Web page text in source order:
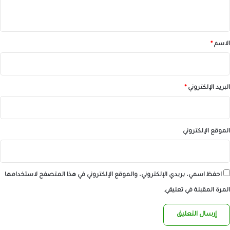
*الاسم*
البريد الإلكتروني*
الموقع الإلكتروني
احفظ اسمي، بريدي الإلكتروني، والموقع الإلكتروني في هذا المتصفح لاستخدامها
المرة المقبلة في تعليقي.